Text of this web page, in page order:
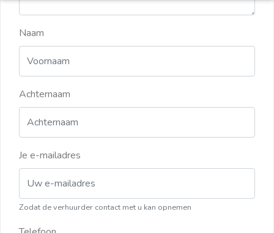
Naam
Achternaam
Je e-mailadres
Zodat de verhuurder contact met u kan opnemen